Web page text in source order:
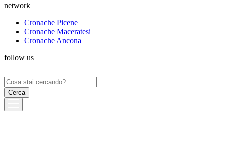
network
Cronache Picene
Cronache Maceratesi
Cronache Ancona
follow us
Ricerca
per: